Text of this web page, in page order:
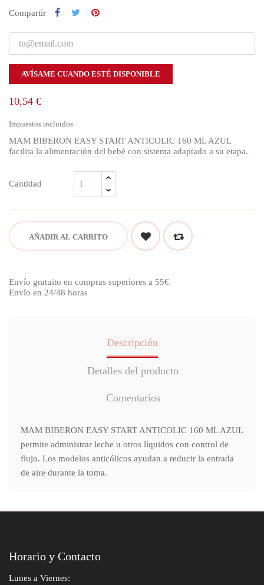
Compartir
AVÍSAME CUANDO ESTÉ DISPONIBLE
10,54 €
Impuestos incluidos
MAM BIBERON EASY START ANTICOLIC 160 ML AZUL
facilita la alimentación del bebé con sistema adaptado a su etapa.
Cantidad
AÑADIR AL CARRITO
Envío gratuito en compras superiores a 55€
Envío en 24/48 horas
Descripción
Detalles del producto
Comentarios
MAM BIBERON EASY START ANTICOLIC 160 ML AZUL
permite administrar leche u otros líquidos con control de
flujo. Los modelos anticólicos ayudan a reducir la entrada
de aire durante la toma.
Horario y Contacto
Lunes a Viernes: